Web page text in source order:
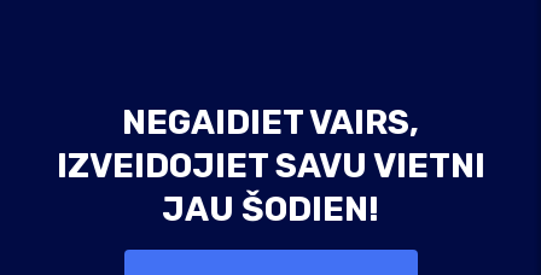
NEGAIDIET VAIRS,
IZVEIDOJIET SAVU VIETNI
JAU ŠODIEN!